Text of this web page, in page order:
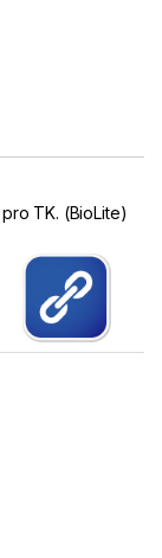
TK. (BioLite)